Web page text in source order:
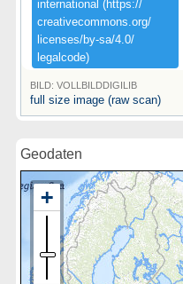
international ​(​https:​/​/​
creativecommons.​org/​
licenses/​by-​sa/​4.​0/​
legalcode)​
BILD: VOLLBILDDIGILIB
full size image (raw scan)
Geodaten